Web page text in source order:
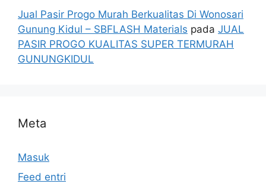
Jual Pasir Progo Murah Berkualitas Di Wonosari
Gunung Kidul – SBFLASH Materials pada JUAL
PASIR PROGO KUALITAS SUPER TERMURAH
GUNUNGKIDUL
Meta
Masuk
Feed entri